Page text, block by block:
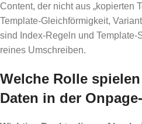
Content, der nicht aus „kopierten
Template-Gleichförmigkeit,
sind Index-Regeln und Template-
reines Umschreiben.
Welche Rolle
Daten in der